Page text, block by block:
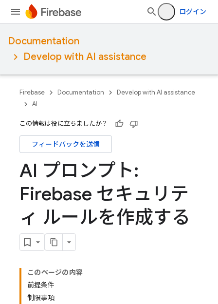
ログイン
Documentation
Develop with AI assistance
Firebase Documentation
Develop with AI assistance
AI
この情報は役に立ちましたか？
フィードバックを送信
AI プロンプト:
Firebase セキュリテ
ィ ルールを作成する
このページの内容
前提条件
制限事項